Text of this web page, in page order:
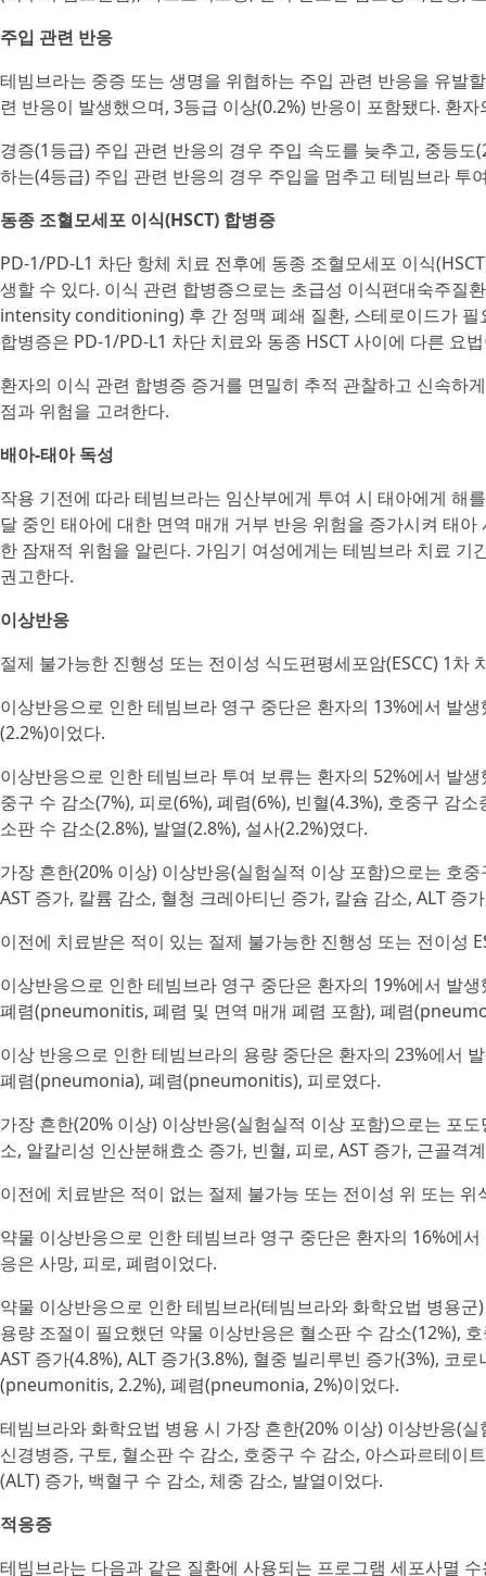
주입 관련 반응
테빔브라는 중증 또는 생명을 위협하는 주입 관련 반응을 유발
련 반응이 발생했으며, 3등급 이상(0.2%) 반응이 포함됐다. 환
경증(1등급) 주입 관련 반응의 경우 주입 속도를 늦추고, 중등
하는(4등급) 주입 관련 반응의 경우 주입을 멈추고 테빔브라 투
동종 조혈모세포 이식(HSCT) 합병증
PD-1/PD-L1 차단 항체 치료 전후에 동종 조혈모세포 이식
생할 수 있다. 이식 관련 합병증으로는 초급성 이식편대숙주질
intensity conditioning) 후 간 정맥 폐쇄 질환, 스테로이드가
합병증은 PD-1/PD-L1 차단 치료와 동종 HSCT 사이에 다른 요
환자의 이식 관련 합병증 증거를 면밀히 추적 관찰하고 신속하
점과 위험을 고려한다.
배아-태아 독성
작용 기전에 따라 테빔브라는 임산부에게 투여 시 태아에게 해
달 중인 태아에 대한 면역 매개 거부 반응 위험을 증가시켜 태
한 잠재적 위험을 알린다. 가임기 여성에게는 테빔브라 치료
권고한다.
이상반응
절제 불가능한 진행성 또는 전이성 식도편평세포암(ESCC) 1차
이상반응으로 인한 테빔브라 영구 중단은 환자의 13%에서 발
(2.2%)이었다.
이상반응으로 인한 테빔브라 투여 보류는 환자의 52%에서 발
중구 수 감소(7%), 피로(6%), 폐렴(6%), 빈혈(4.3%), 호중구 감
소판 수 감소(2.8%), 발열(2.8%), 설사(2.2%)였다.
가장 흔한(20% 이상) 이상반응(실험실적 이상 포함)으로는 호
AST 증가, 칼륨 감소, 혈청 크레아티닌 증가, 칼슘 감소, ALT 증
이전에 치료받은 적이 있는 절제 불가능한 진행성 또는 전이성
이상반응으로 인한 테빔브라 영구 중단은 환자의 19%에서 발
폐렴(pneumonitis, 폐렴 및 면역 매개 폐렴 포함), 폐렴
이상 반응으로 인한 테빔브라의 용량 중단은 환자의 23%에서
폐렴(pneumonia), 폐렴(pneumonitis), 피로였다.
가장 흔한(20% 이상) 이상반응(실험실적 이상 포함)으로는 포
소, 알칼리성 인산분해효소 증가, 빈혈, 피로, AST 증가, 근골격
이전에 치료받은 적이 없는 절제 불가능 또는 전이성 위 또는 위
약물 이상반응으로 인한 테빔브라 영구 중단은 환자의 16%에
응은 사망, 피로, 폐렴이었다.
약물 이상반응으로 인한 테빔브라(테빔브라와 화학요법 병용
용량 조절이 필요했던 약물 이상반응은 혈소판 수 감소(12%),
AST 증가(4.8%), ALT 증가(3.8%), 혈중 빌리루빈 증가(3%), 코
(pneumonitis, 2.2%), 폐렴(pneumonia, 2%)이었다.
테빔브라와 화학요법 병용 시 가장 흔한(20% 이상) 이상반응(
신경병증, 구토, 혈소판 수 감소, 호중구 수 감소, 아스파르테이
(ALT) 증가, 백혈구 수 감소, 체중 감소, 발열이었다.
적응증
테빔브라는 다음과 같은 질환에 사용되는 프로그램 세포사멸